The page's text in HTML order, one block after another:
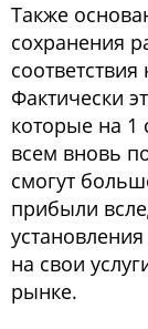
Также
сохранения
Фактически
которые на 1
всем вновь
смогут
прибыли
на свои
рынке.